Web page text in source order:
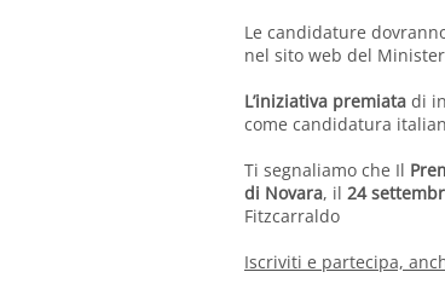
Le candidature
nel sito web del
L’iniziativa premiata di
come candidatura
Ti segnaliamo che Il
di Novara, il 24
Fitzcarraldo
Iscriviti e partecipa,